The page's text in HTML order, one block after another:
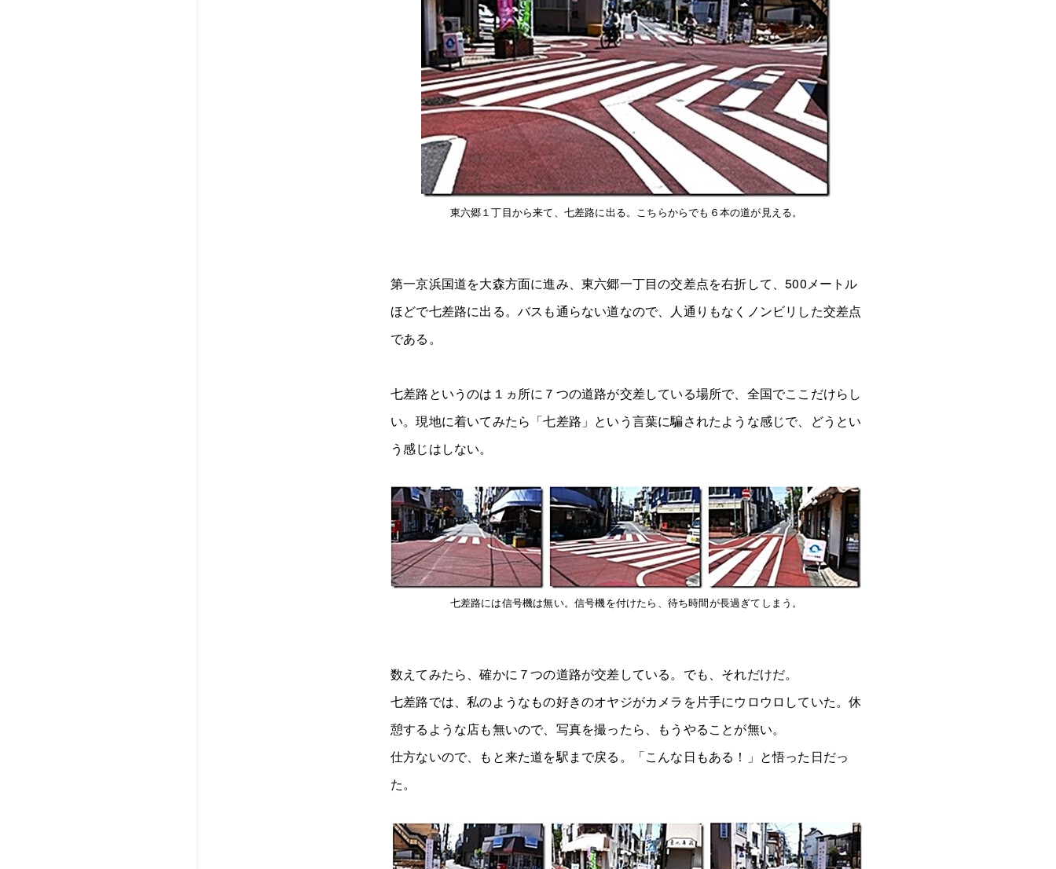
東六郷１丁目から来て、七差路に出る。こちらからでも６本の道が見える。
第一京浜国道を大森方面に進み、東六郷一丁目の交差点を右折して、500メートル
ほどで七差路に出る。バスも通らない道なので、人通りもなくノンビリした交差点
である。
七差路というのは１ヵ所に７つの道路が交差している場所で、全国でここだけらし
い。現地に着いてみたら「七差路」という言葉に騙されたような感じで、どうとい
う感じはしない。
七差路には信号機は無い。信号機を付けたら、待ち時間が長過ぎてしまう。
数えてみたら、確かに７つの道路が交差している。でも、それだけだ。
七差路では、私のようなもの好きのオヤジがカメラを片手にウロウロしていた。休
憩するような店も無いので、写真を撮ったら、もうやることが無い。
仕方ないので、もと来た道を駅まで戻る。「こんな日もある！」と悟った日だっ
た。